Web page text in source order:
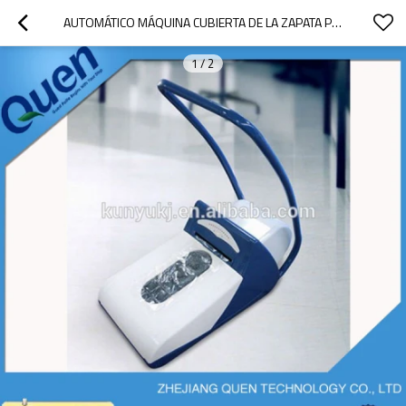
AUTOMÁTICO MÁQUINA CUBIERTA DE LA ZAPATA PARA SALA DE LAVADO
1/2